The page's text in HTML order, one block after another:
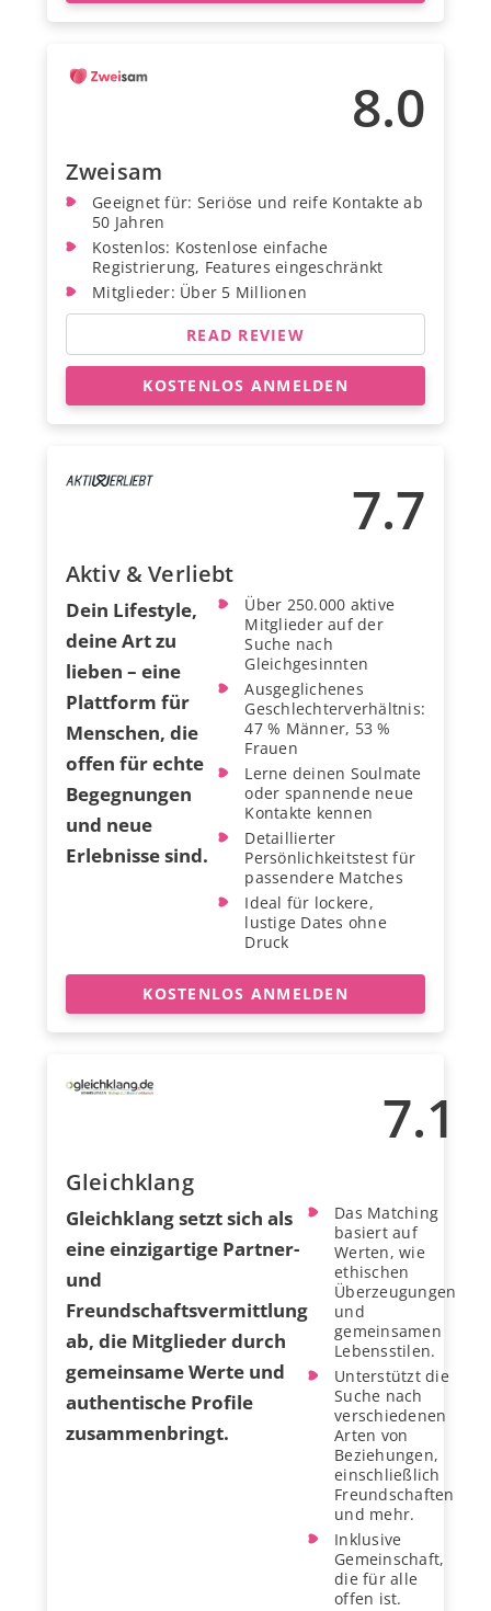
8.0
Zweisam
Geeignet für: Seriöse und reife Kontakte ab
50 Jahren
Kostenlos: Kostenlose einfache
Registrierung, Features eingeschränkt
Mitglieder: Über 5 Millionen
READ REVIEW
KOSTENLOS ANMELDEN
7.7
Aktiv & Verliebt
Dein Lifestyle,
deine Art zu
lieben – eine
Plattform für
Menschen, die
offen für echte
Begegnungen
und neue
Erlebnisse sind.
Über 250.000 aktive
Mitglieder auf der
Suche nach
Gleichgesinnten
Ausgeglichenes
Geschlechterverhältnis:
47 % Männer, 53 %
Frauen
Lerne deinen Soulmate
oder spannende neue
Kontakte kennen
Detaillierter
Persönlichkeitstest für
passendere Matches
Ideal für lockere,
lustige Dates ohne
Druck
KOSTENLOS ANMELDEN
7.1
Gleichklang
Gleichklang setzt sich als
eine einzigartige Partner-
und
Freundschaftsvermittlung
ab, die Mitglieder durch
gemeinsame Werte und
authentische Profile
zusammenbringt.
Das Matching
basiert auf
Werten, wie
ethischen
Überzeugungen
und
gemeinsamen
Lebensstilen.
Unterstützt die
Suche nach
verschiedenen
Arten von
Beziehungen,
einschließlich
Freundschaften
und mehr.
Inklusive
Gemeinschaft,
die für alle
offen ist.